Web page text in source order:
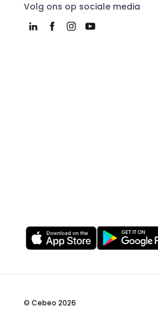
Volg ons op sociale media
© Cebeo 2026